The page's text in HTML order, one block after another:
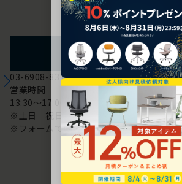
お問い合わせ
フォームからのお問い
03-6908-8370
営業時間
13:30～17:00
※土日 祝日は休み
※フォームでのお問い合わせは24時間対応
配送・お問い合わ